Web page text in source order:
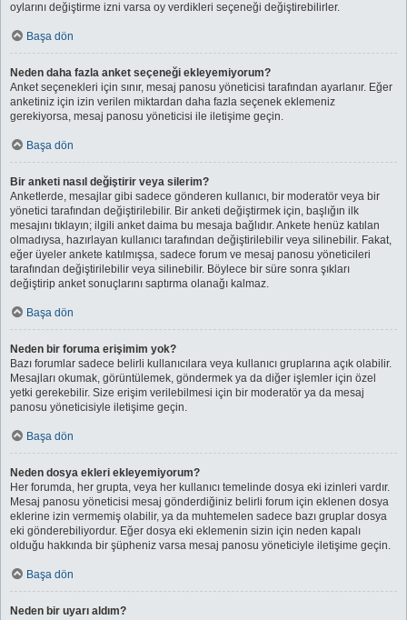
oylarını değiştirme izni varsa oy verdikleri seçeneği değiştirebilirler.
Başa dön
Neden daha fazla anket seçeneği ekleyemiyorum?
Anket seçenekleri için sınır, mesaj panosu yöneticisi tarafından ayarlanır. Eğer
anketiniz için izin verilen miktardan daha fazla seçenek eklemeniz
gerekiyorsa, mesaj panosu yöneticisi ile iletişime geçin.
Başa dön
Bir anketi nasıl değiştirir veya silerim?
Anketlerde, mesajlar gibi sadece gönderen kullanıcı, bir moderatör veya bir
yönetici tarafından değiştirilebilir. Bir anketi değiştirmek için, başlığın ilk
mesajını tıklayın; ilgili anket daima bu mesaja bağlıdır. Ankete henüz katılan
olmadıysa, hazırlayan kullanıcı tarafından değiştirilebilir veya silinebilir. Fakat,
eğer üyeler ankete katılmışsa, sadece forum ve mesaj panosu yöneticileri
tarafından değiştirilebilir veya silinebilir. Böylece bir süre sonra şıkları
değiştirip anket sonuçlarını saptırma olanağı kalmaz.
Başa dön
Neden bir foruma erişimim yok?
Bazı forumlar sadece belirli kullanıcılara veya kullanıcı gruplarına açık olabilir.
Mesajları okumak, görüntülemek, göndermek ya da diğer işlemler için özel
yetki gerekebilir. Size erişim verilebilmesi için bir moderatör ya da mesaj
panosu yöneticisiyle iletişime geçin.
Başa dön
Neden dosya ekleri ekleyemiyorum?
Her forumda, her grupta, veya her kullanıcı temelinde dosya eki izinleri vardır.
Mesaj panosu yöneticisi mesaj gönderdiğiniz belirli forum için eklenen dosya
eklerine izin vermemiş olabilir, ya da muhtemelen sadece bazı gruplar dosya
eki gönderebiliyordur. Eğer dosya eki eklemenin sizin için neden kapalı
olduğu hakkında bir şüpheniz varsa mesaj panosu yöneticiyle iletişime geçin.
Başa dön
Neden bir uyarı aldım?